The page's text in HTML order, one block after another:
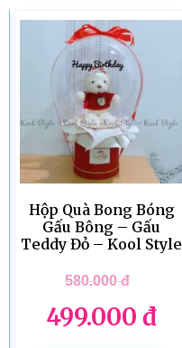
Hộp Quà Bong Bóng
Gấu Bông – Gấu
Teddy Đỏ – Kool Style
580.000đ
499.000 đ